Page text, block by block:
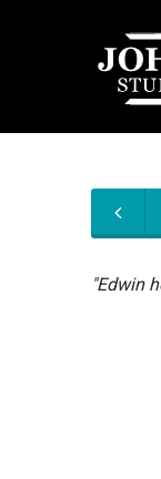
"Edwin